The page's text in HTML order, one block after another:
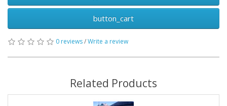
button_cart
0 reviews/Write a review
Related Products